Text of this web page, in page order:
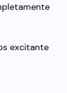
excitante